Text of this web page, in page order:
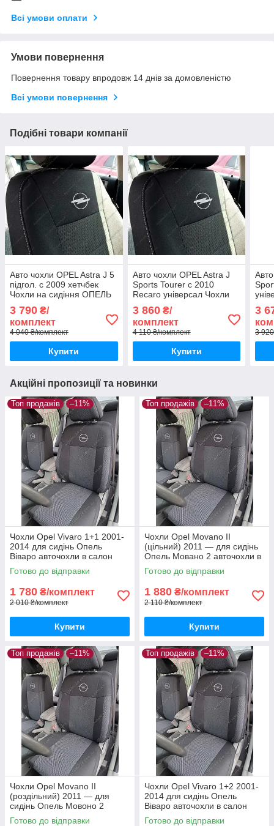
Всі умови оплати
Умови повернення
Повернення товару впродовж 14 днів за домовленістю
Всі умови повернення
Подібні товари компанії
Авто чохли OPEL Astra J 5
підгол. с 2009 хетчбек
Чохли на сидіння ОПЕЛЬ
3 790 ₴/
комплект
4 040 ₴/комплект
Купити
Авто чохли OPEL Astra J
Sports Tourer с 2010
Recaro універсал Чохли
Ж Спортс Тоурер
3 860₴/
комплект
4 110 ₴/комплект
Купити
3
3
Акційні пропозиції та новинки
Топ продажів –11%
Чохли Opel Vivaro 1+1 2001-
2014 для сидінь Опель
Віваро авточохли в салон
якість
Готово до відправки
1 780 ₴/комплект
2 010 ₴/комплект
Купити
Топ продажів –11%
Чохли Opel Movano II
(цільний) 2011 — для сидінь
Опель Мовано 2 авточохли в
салон якість
Готово до відправки
1 880 ₴/комплект
2 110 ₴/комплект
Купити
Топ продажів –11%
Чохли Opel Movano II
(роздільний) 2011 — для
сидінь Опель Мовоно 2
авточохли в салон якість
Готово до відправки
Топ продажів –11%
Чохли Opel Vivaro 1+2 2001-
2014 для сидінь Опель
Віваро авточохли в салон
якість
Готово до відправки